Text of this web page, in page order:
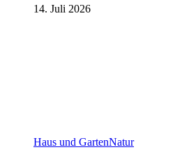
14. Juli 2026
Haus und GartenNatur